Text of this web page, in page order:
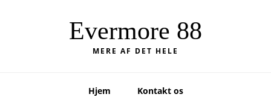
Evermore 88
MERE AF DET HELE
Hjem Kontakt os